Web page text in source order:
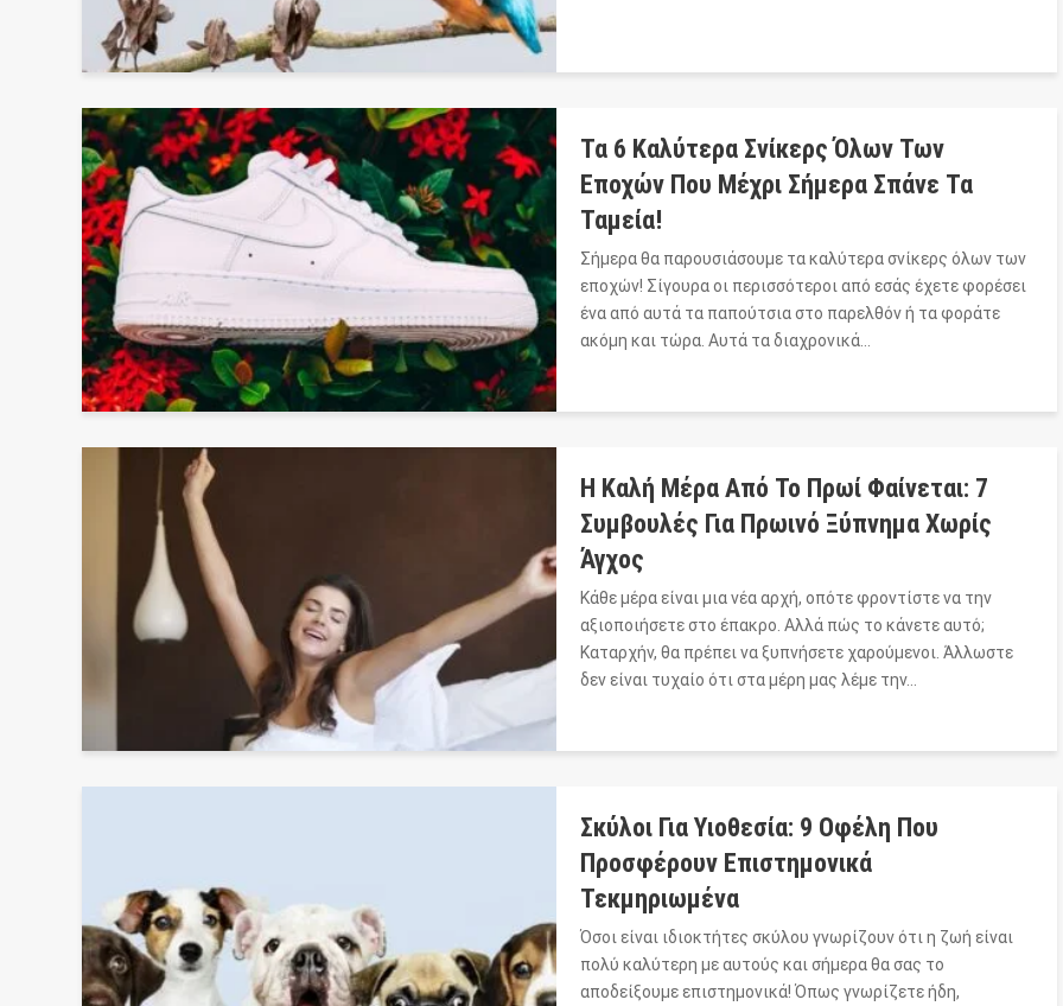
Τα 6 Καλύτερα Σνίκερς Όλων Των
Εποχών Που Μέχρι Σήμερα Σπάνε Τα
Ταμεία!
Σήμερα θα παρουσιάσουμε τα καλύτερα σνίκερς όλων των
εποχών! Σίγουρα οι περισσότεροι από εσάς έχετε φορέσει
ένα από αυτά τα παπούτσια στο παρελθόν ή τα φοράτε
ακόμη και τώρα. Αυτά τα διαχρονικά…
Η Καλή Μέρα Από Το Πρωί Φαίνεται: 7
Συμβουλές Για Πρωινό Ξύπνημα Χωρίς
Άγχος
Κάθε μέρα είναι μια νέα αρχή, οπότε φροντίστε να την
αξιοποιήσετε στο έπακρο. Αλλά πώς το κάνετε αυτό;
Καταρχήν, θα πρέπει να ξυπνήσετε χαρούμενοι. Άλλωστε
δεν είναι τυχαίο ότι στα μέρη μας λέμε την…
Σκύλοι Για Υιοθεσία: 9 Οφέλη Που
Προσφέρουν Επιστημονικά
Τεκμηριωμένα
Όσοι είναι ιδιοκτήτες σκύλου γνωρίζουν ότι η ζωή είναι
πολύ καλύτερη με αυτούς και σήμερα θα σας το
αποδείξουμε επιστημονικά! Όπως γνωρίζετε ήδη,